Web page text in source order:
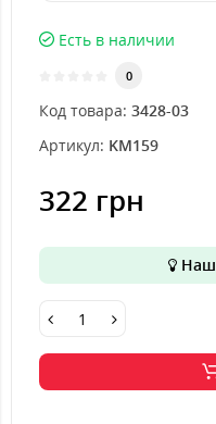
Есть в наличии
0
Код товара: 3428-03
Артикул: KM159
322 грн